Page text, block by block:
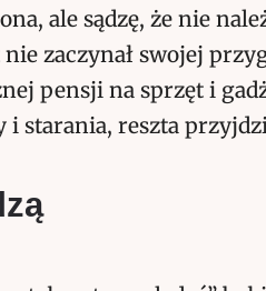
ale sądzę, że nie
zaczynał swojej
pensji na sprzęt i
i starania, reszta